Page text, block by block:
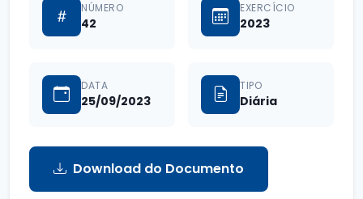
NÚMERO
42
EXERCÍCIO
2023
DATA
25/09/2023
TIPO
Diária
Download do Documento